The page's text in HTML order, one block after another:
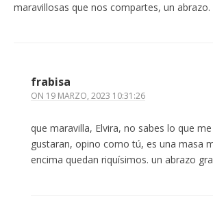
maravillosas que nos compartes, un abrazo.
frabisa
ON 19 MARZO, 2023 10:31:26
que maravilla, Elvira, no sabes lo que
gustaran, opino como tú, es una masa
encima quedan riquísimos. un abrazo